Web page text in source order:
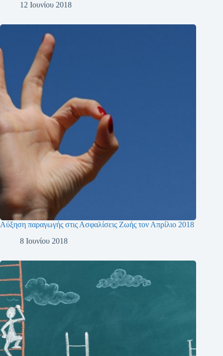
12 Ιουνίου 2018
Αύξηση παραγωγής στις Ασφαλίσεις Ζωής τον Απρίλιο 2018
8 Ιουνίου 2018